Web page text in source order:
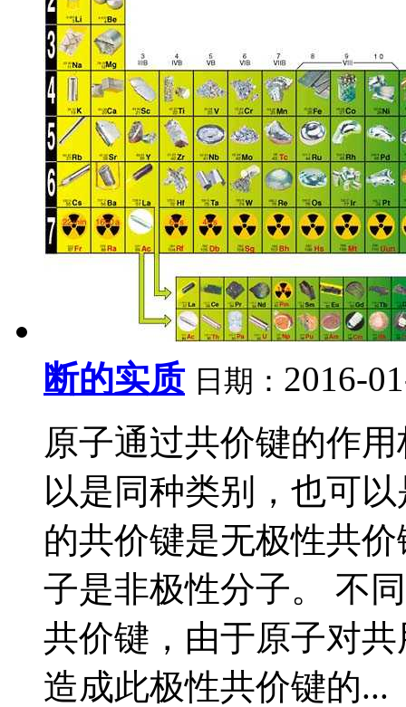
断的实质 日期： 2016-
原子通过共价键的作
以是同种类别，也可
的共价键是无极性共
子是非极性分子。 不
共价键，由于原子对
造成此极性共价键的...